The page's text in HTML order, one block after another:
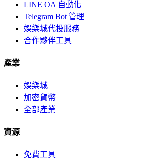
LINE OA 自動化
Telegram Bot 管理
娛樂城代投服務
合作夥伴工具
產業
娛樂城
加密貨幣
全部產業
資源
免費工具